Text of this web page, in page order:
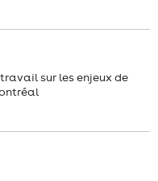
sur les enjeux de